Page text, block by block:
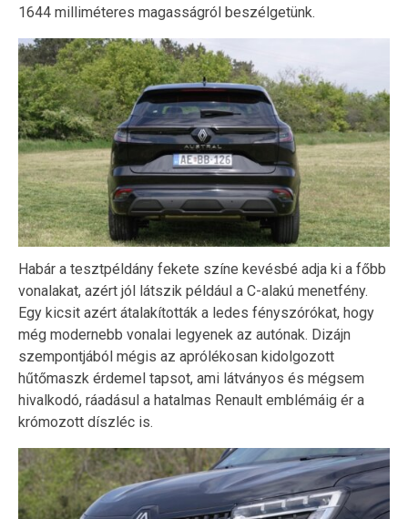
1644 milliméteres magasságról beszélgetünk.
Habár a tesztpéldány fekete színe kevésbé adja ki a főbb
vonalakat, azért jól látszik például a C-alakú menetfény.
Egy kicsit azért átalakították a ledes fényszórókat, hogy
még modernebb vonalai legyenek az autónak. Dizájn
szempontjából mégis az aprólékosan kidolgozott
hűtőmaszk érdemel tapsot, ami látványos és mégsem
hivalkodó, ráadásul a hatalmas Renault emblémáig ér a
krómozott díszléc is.